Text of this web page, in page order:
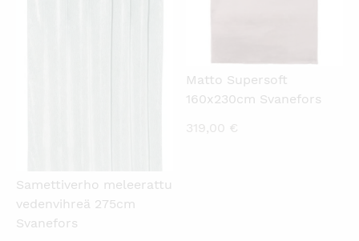
Samettiverho meleerattu
vedenvihreä 275cm
Svanefors
Matto Supersoft
160x230cm Svanefors
319,00 €